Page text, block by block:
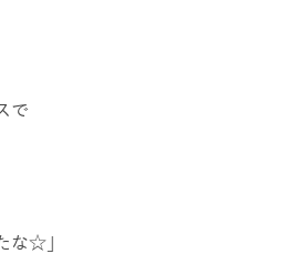
で
な☆」